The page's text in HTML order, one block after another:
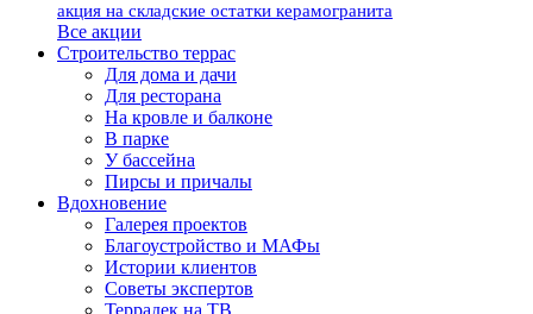
акция на складские остатки керамогранита
Все акции
Строительство террас
Для дома и дачи
Для ресторана
На кровле и балконе
В парке
У бассейна
Пирсы и причалы
Вдохновение
Галерея проектов
Благоустройство и МАФы
Истории клиентов
Советы экспертов
Террадек на ТВ